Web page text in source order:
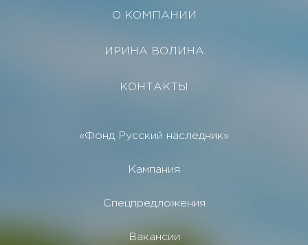
О КОМПАНИИ
ИРИНА ВОЛИНА
КОНТАКТЫ
«Фонд Русский наследник»
Кампания
Спецпредложения
Вакансии